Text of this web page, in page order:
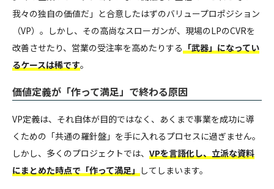
我々の独自の価値だ」と合意したはずのバリュープロポジション
（VP）。しかし、その高尚なスローガンが、現場のLPのCVRを
改善させたり、営業の受注率を高めたりする「武器」になってい
るケースは稀です。
価値定義が「作って満足」で終わる原因
VP定義は、それ自体が目的ではなく、あくまで事業を成功に導
くための「共通の羅針盤」を手に入れるプロセスに過ぎません。
しかし、多くのプロジェクトでは、 VPを言語化し、立派な資料
にまとめた時点で「作って満足」してしまいます。